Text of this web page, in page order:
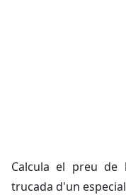
Calcula el preu de
trucada d'un